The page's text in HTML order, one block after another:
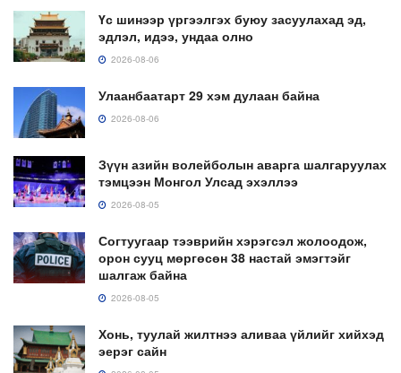
Үс шинээр үргээлгэх буюу засуулахад эд,
эдлэл, идээ, ундаа олно
2026-08-06
Улаанбаатарт 29 хэм дулаан байна
2026-08-06
Зүүн азийн волейболын аварга шалгаруулах
тэмцээн Монгол Улсад эхэллээ
2026-08-05
Согтуугаар тээврийн хэрэгсэл жолоодож,
орон сууц мөргөсөн 38 настай эмэгтэйг
шалгаж байна
2026-08-05
Хонь, туулай жилтнээ аливаа үйлийг хийхэд
эерэг сайн